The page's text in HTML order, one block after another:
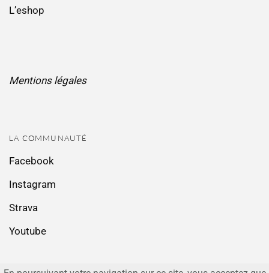
L’eshop
Mentions légales
LA COMMUNAUTÉ
Facebook
Instagram
Strava
Youtube